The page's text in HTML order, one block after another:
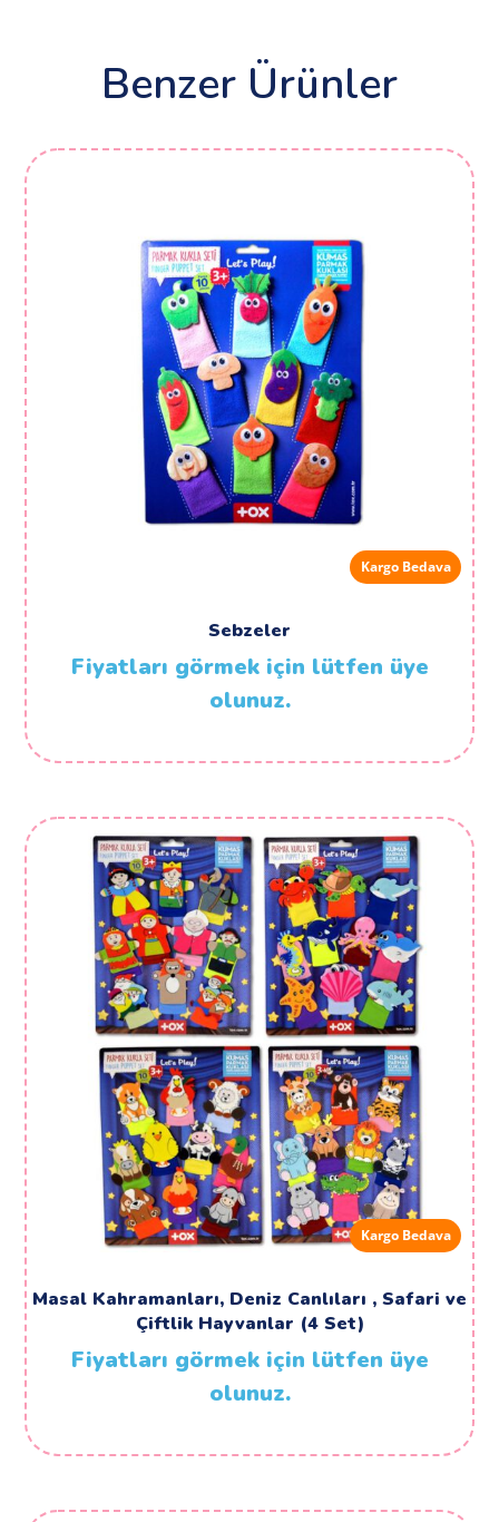
Benzer Ürünler
Kargo Bedava
Sebzeler
Fiyatları görmek için lütfen üye
olunuz.
Kargo Bedava
Masal Kahramanları, Deniz Canlıları , Safari ve
Çiftlik Hayvanlar (4 Set)
Fiyatları görmek için lütfen üye
olunuz.